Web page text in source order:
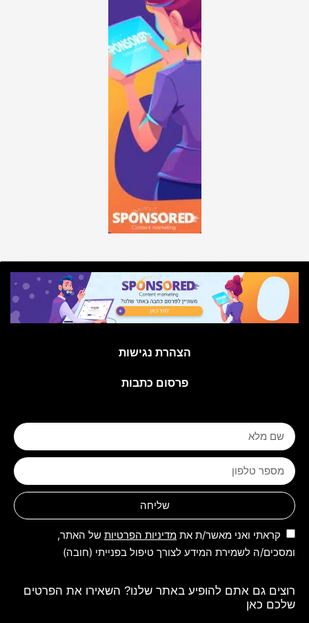
הצהרת נגישות
פרסום כתבות
שליחה
קראתי ואני מאשר/ת את מדיניות הפרטיות של האתר,
ומסכים/ה לשמירת המידע לצורך טיפול בפנייתי (חובה)
רוצים גם אתם להופיע באתר שלנו? השאירו את הפרטים
שלכם כאן